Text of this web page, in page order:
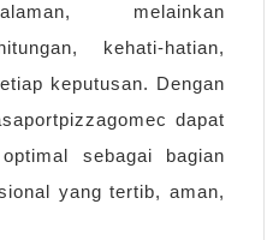
melainkan
kehati-hatian,
keputusan. Dengan
dapat
sebagai bagian
yang tertib, aman,